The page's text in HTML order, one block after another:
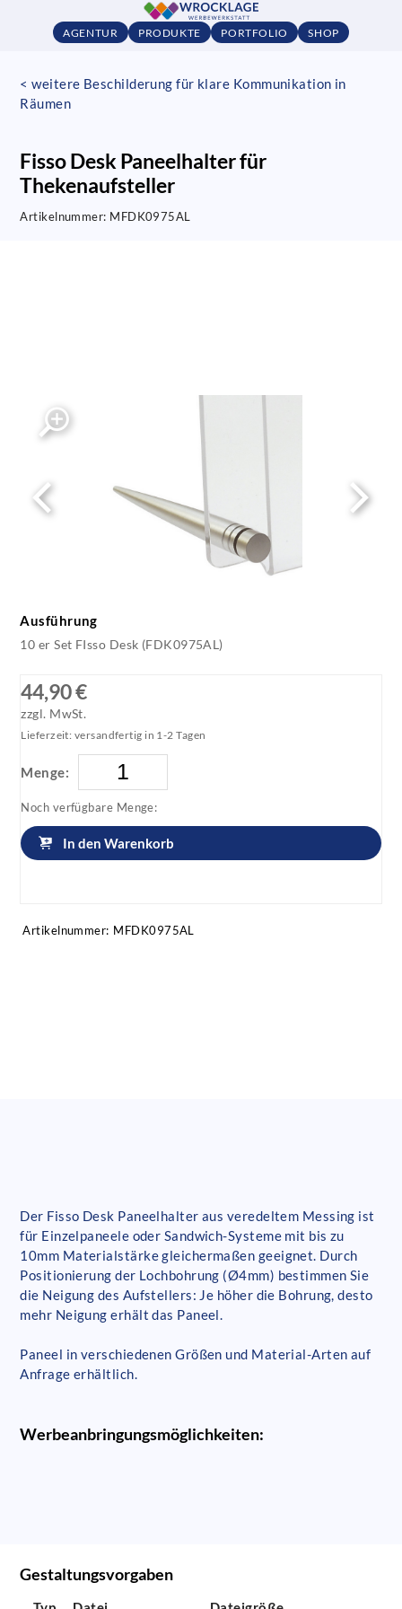
AGENTUR PRODUKTE PORTFOLIO SHOP
< weitere Beschilderung für klare Kommunikation in
Räumen
Fisso Desk Paneelhalter für
Thekenaufsteller
Artikelnummer: MFDK0975AL
Ausführung
10 er Set FIsso Desk (FDK0975AL)
44,90 €
zzgl. MwSt.
Lieferzeit: versandfertig in 1-2 Tagen
Menge:
Noch verfügbare Menge:
In den Warenkorb
Artikelnummer: MFDK0975AL
Der Fisso Desk Paneelhalter aus veredeltem Messing ist
für Einzelpaneele oder Sandwich-Systeme mit bis zu
10mm Materialstärke gleichermaßen geeignet. Durch
Positionierung der Lochbohrung (Ø4mm) bestimmen Sie
die Neigung des Aufstellers: Je höher die Bohrung, desto
mehr Neigung erhält das Paneel.
Paneel in verschiedenen Größen und Material-Arten auf
Anfrage erhältlich.
Werbeanbringungsmöglichkeiten:
Gestaltungsvorgaben